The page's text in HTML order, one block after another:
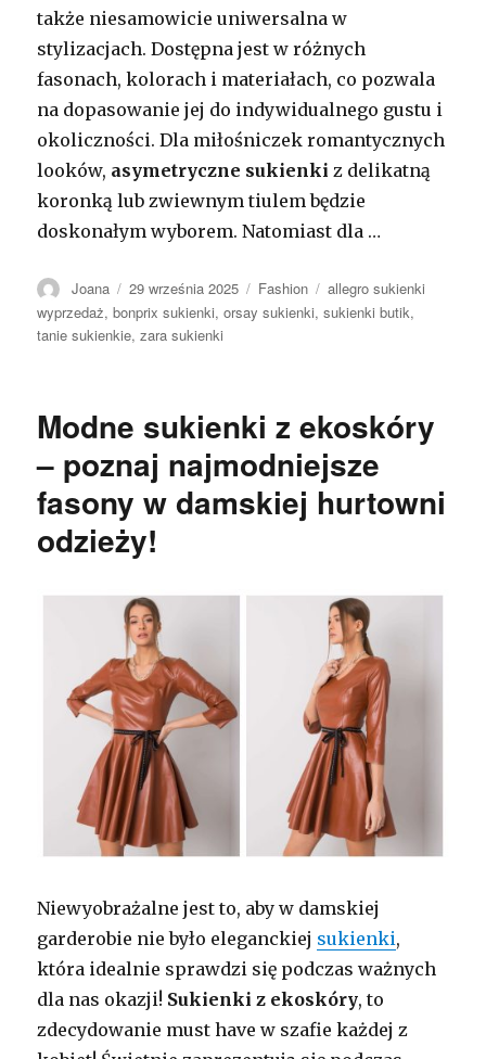
także niesamowicie uniwersalna w
stylizacjach. Dostępna jest w różnych
fasonach, kolorach i materiałach, co pozwala
na dopasowanie jej do indywidualnego gustu i
okoliczności. Dla miłośniczek romantycznych
looków, asymetryczne sukienki z delikatną
koronką lub zwiewnym tiulem będzie
doskonałym wyborem. Natomiast dla …
Autor
Joana Opublikowano
29 września 2025 Kategorie
Fashion Tagi
allegro sukienki
wyprzedaż,bonprix sukienki,orsay sukienki,sukienki butik,
tanie sukienkie,zara sukienki
Modne sukienki z ekoskóry
– poznaj najmodniejsze
fasony w damskiej hurtowni
odzieży!
Niewyobrażalne jest to, aby w damskiej
garderobie nie było eleganckiej sukienki,
która idealnie sprawdzi się podczas ważnych
dla nas okazji! Sukienki z ekoskóry, to
zdecydowanie must have w szafie każdej z